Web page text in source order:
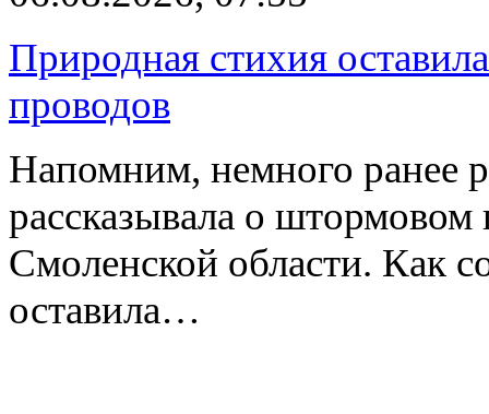
Природная стихия
проводов
Напомним, немного ранее
рассказывала о
Смоленской области. Как
оставила…